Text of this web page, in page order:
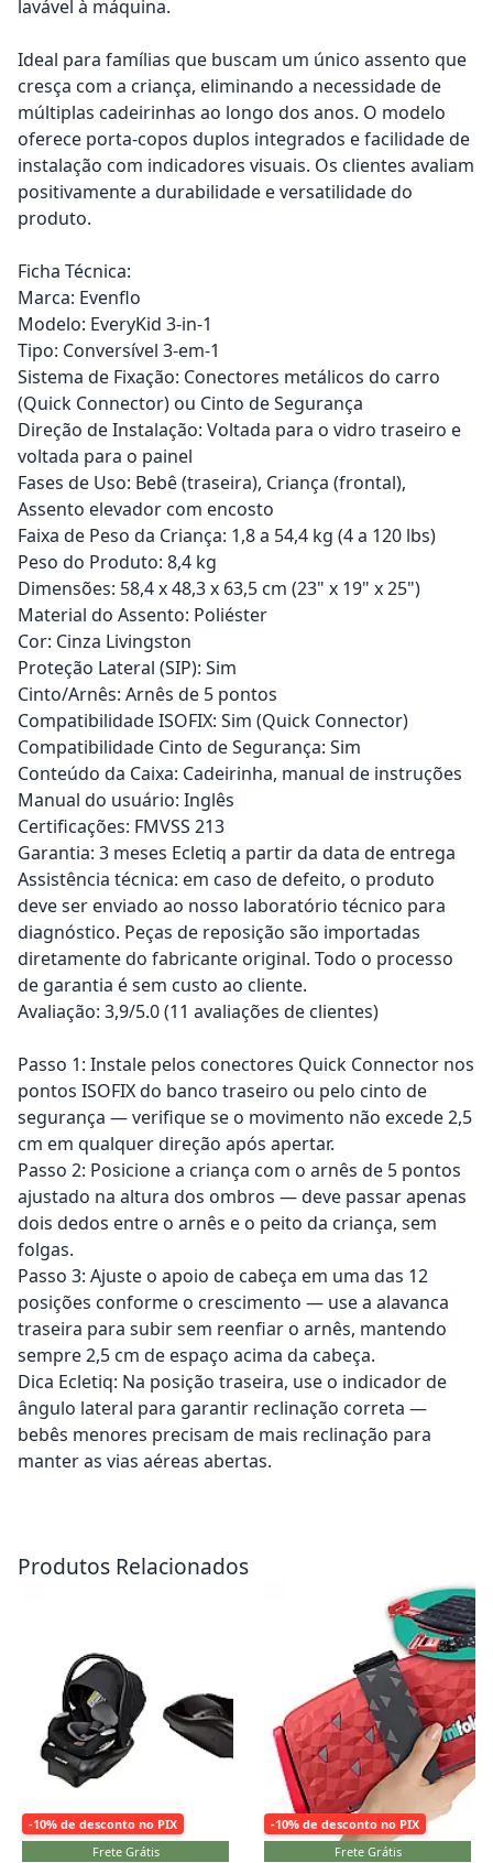
lavável à máquina.
Ideal para famílias que buscam um único assento que
cresça com a criança, eliminando a necessidade de
múltiplas cadeirinhas ao longo dos anos. O modelo
oferece porta-copos duplos integrados e facilidade de
instalação com indicadores visuais. Os clientes avaliam
positivamente a durabilidade e versatilidade do
produto.
Ficha Técnica:
Marca: Evenflo
Modelo: EveryKid 3-in-1
Tipo: Conversível 3-em-1
Sistema de Fixação: Conectores metálicos do carro
(Quick Connector) ou Cinto de Segurança
Direção de Instalação: Voltada para o vidro traseiro e
voltada para o painel
Fases de Uso: Bebê (traseira), Criança (frontal),
Assento elevador com encosto
Faixa de Peso da Criança: 1,8 a 54,4 kg (4 a 120 lbs)
Peso do Produto: 8,4 kg
Dimensões: 58,4 x 48,3 x 63,5 cm (23" x 19" x 25")
Material do Assento: Poliéster
Cor: Cinza Livingston
Proteção Lateral (SIP): Sim
Cinto/Arnês: Arnês de 5 pontos
Compatibilidade ISOFIX: Sim (Quick Connector)
Compatibilidade Cinto de Segurança: Sim
Conteúdo da Caixa: Cadeirinha, manual de instruções
Manual do usuário: Inglês
Certificações: FMVSS 213
Garantia: 3 meses Ecletiq a partir da data de entrega
Assistência técnica: em caso de defeito, o produto
deve ser enviado ao nosso laboratório técnico para
diagnóstico. Peças de reposição são importadas
diretamente do fabricante original. Todo o processo
de garantia é sem custo ao cliente.
Avaliação: 3,9/5.0 (11 avaliações de clientes)
Passo 1: Instale pelos conectores Quick Connector nos
pontos ISOFIX do banco traseiro ou pelo cinto de
segurança — verifique se o movimento não excede 2,5
cm em qualquer direção após apertar.
Passo 2: Posicione a criança com o arnês de 5 pontos
ajustado na altura dos ombros — deve passar apenas
dois dedos entre o arnês e o peito da criança, sem
folgas.
Passo 3: Ajuste o apoio de cabeça em uma das 12
posições conforme o crescimento — use a alavanca
traseira para subir sem reenfiar o arnês, mantendo
sempre 2,5 cm de espaço acima da cabeça.
Dica Ecletiq: Na posição traseira, use o indicador de
ângulo lateral para garantir reclinação correta —
bebês menores precisam de mais reclinação para
manter as vias aéreas abertas.
Produtos Relacionados
-10% de desconto no PIX
Frete Grátis
-10% de desconto no PIX
Frete Grátis